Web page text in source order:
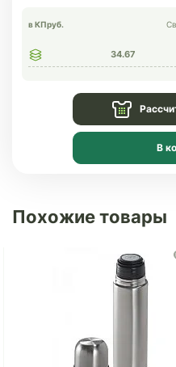
в КПруб.
34.67
В
Похожие товары